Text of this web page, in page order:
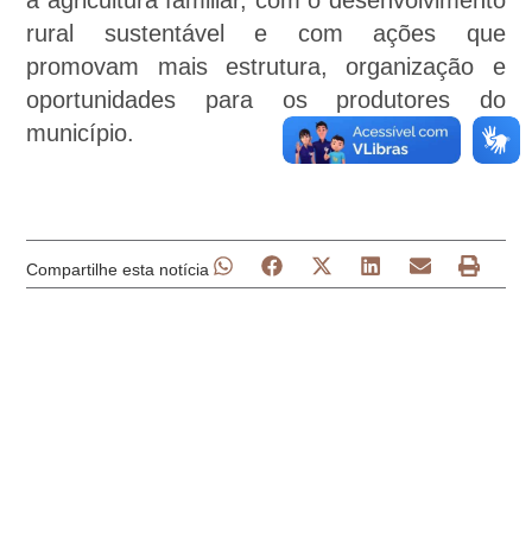
rural sustentável e com ações que
promovam mais estrutura, organização e
oportunidades para os produtores do
município.
Compartilhe esta notícia